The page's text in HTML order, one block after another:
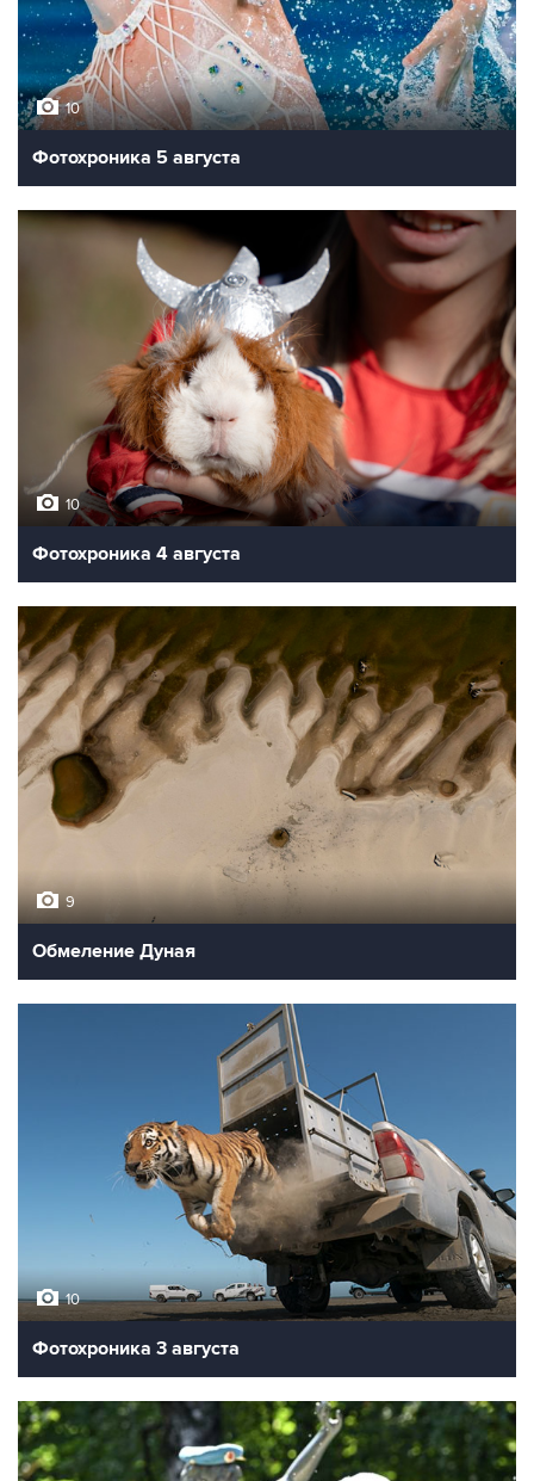
10
Фотохроника 5 августа
10
Фотохроника 4 августа
9
Обмеление Дуная
10
Фотохроника 3 августа